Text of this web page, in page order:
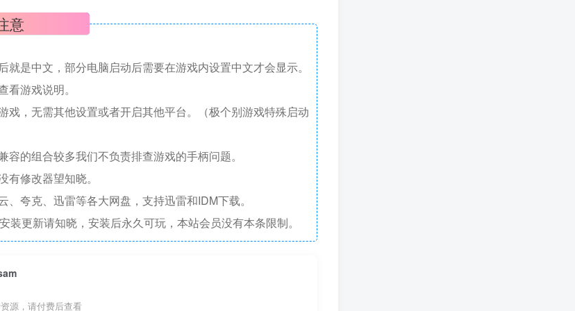
意
是中文，部分电脑启动后需要在游戏内设置中文才会显示。
游戏说明。
，无需其他设置或者开启其他平台。（极个别游戏特殊启动
的组合较多我们不负责排查游戏的手柄问题。
修改器望知晓。
夸克、迅雷等各大网盘，支持迅雷和IDM下载。
更新请知晓，安装后永久可玩，本站会员没有本条限制。
源，请付费后查看